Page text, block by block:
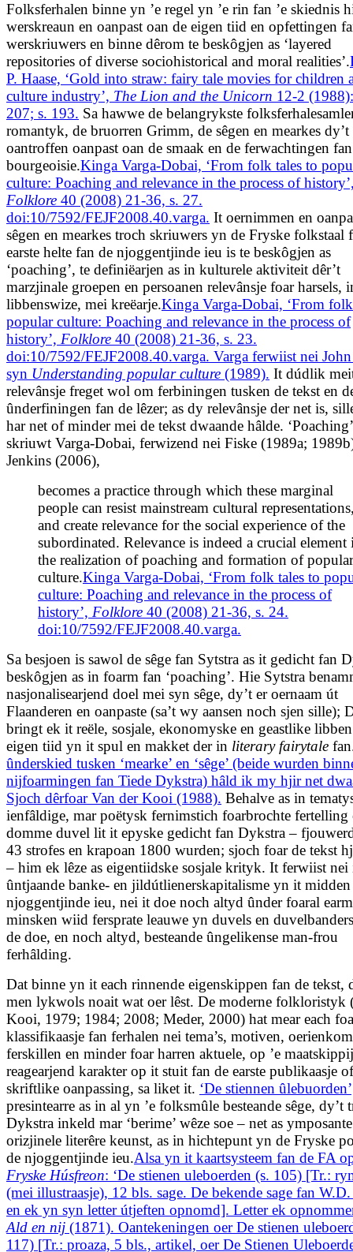
Folksferhalen binne yn ’e regel yn ’e rin fan ’e skiednis
werskreaun en oanpast oan de eigen tiid en opfettingen
werskriuwers en binne dêrom te beskôgjen as ‘layered
repositories of diverse sociohistorical and moral realities’.
P. Haase, ‘Gold into straw: fairy tale movies for children
culture industry’, The Lion and the Unicorn 12-2
207; s. 193. Sa hawwe de belangrykste
romantyk, de bruorren Grimm, de sêgen en mearkes dy’t
oantroffen oanpast oan de smaak en de ferwachtingen
bourgeoisie.Kinga Varga-Dobai, ‘From folk tales to
culture: Poaching and relevance in the process of
Folklore 40 (2008) 21-36, s. 27.
doi:10/7592/FEJF2008.40.varga. It oernimmen en
sêgen en mearkes troch skriuwers yn de Fryske folkstaal
earste helte fan de njoggentjinde ieu is te beskôgjen as
‘poaching’, te definiëarjen as in kulturele aktiviteit dêr’t
marzjinale groepen en persoanen relevânsje foar harsels,
libbenswize, mei kreëarje.Kinga Varga-Dobai, ‘From
popular culture: Poaching and relevance in the process of
history’, Folklore 40 (2008) 21-36, s. 23.
doi:10/7592/FEJF2008.40.varga. Varga ferwiist nei
syn Understanding popular culture (1989). It dúdlik
relevânsje freget wol om ferbiningen tusken de tekst en
ûnderfiningen fan de lêzer; as dy relevânsje der net is,
har net of minder mei de tekst dwaande hâlde.
skriuwt Varga-Dobai, ferwizend nei Fiske (1989a;
Jenkins (2006),
becomes a practice through which these marginal
people can resist mainstream cultural
and create relevance for the social experience of the
subordinated. Relevance is indeed a crucial element
the realization of poaching and formation of popular
culture.Kinga Varga-Dobai, ‘From folk tales to
culture: Poaching and relevance in the process of
history’, Folklore 40 (2008) 21-36, s. 24.
doi:10/7592/FEJF2008.40.varga.
Sa besjoen is sawol de sêge fan Sytstra as it gedicht fan
beskôgjen as in foarm fan ‘poaching’. Hie Sytstra
nasjonalisearjend doel mei syn sêge, dy’t er oernaam út
Flaanderen en oanpaste (sa’t wy aansen noch sjen sille);
bringt ek it reële, sosjale, ekonomyske en geastlike
eigen tiid yn it spul en makket der in literary fairytale
ûnderskied tusken ‘mearke’ en ‘sêge’ (beide wurden
nijfoarmingen fan Tiede Dykstra) hâld ik my hjir net
Sjoch dêrfoar Van der Kooi (1988). Behalve as in
ienfâldige, mar poëtysk fernimstich foarbrochte fertelling
domme duvel lit it epyske gedicht fan Dykstra –
43 strofes en krapoan 1800 wurden; sjoch foar de tekst
– him ek lêze as eigentiidske sosjale krityk. It ferwiist
ûntjaande banke- en jildútlienerskapitalisme yn it
njoggentjinde ieu, nei it doe noch altyd ûnder foaral
minsken wiid fersprate leauwe yn duvels en
de doe, en noch altyd, besteande ûngelikense man-frou
ferhâlding.
Dat binne yn it each rinnende eigenskippen fan de tekst,
men lykwols noait wat oer lêst. De moderne folkloristyk
Kooi, 1979; 1984; 2008; Meder, 2000) hat mear each
klassifikaasje fan ferhalen nei tema’s, motiven,
ferskillen en minder foar harren aktuele, op ’e maatskippij
reagearjend karakter op it stuit fan de earste publikaasje of
skriftlike oanpassing, sa liket it. ‘De stiennen ûlebuorden’
presintearre as in al yn ’e folksmûle besteande sêge, dy’t
Dykstra inkeld mar ‘berime’ wêze soe – net as
orizjinele literêre keunst, as in hichtepunt yn de Fryske
de njoggentjinde ieu.Alsa yn it kaartsysteem fan de FA
Fryske Húsfreon: ‘De stienen uleboerden (s. 105) [Tr.:
(mei illustraasje), 12 bls. sage. De bekende sage fan
en ek yn syn letter útjeften opnomd]. Letter ek
Ald en nij (1871). Oantekeningen oer De stienen
117) [Tr.: proaza, 5 bls., artikel, oer De Stienen